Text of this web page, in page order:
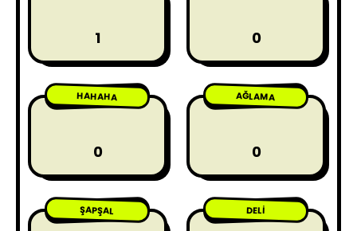
1 0
HAHAHA
0
AĞLAMA
0
ŞAPŞAL DELI